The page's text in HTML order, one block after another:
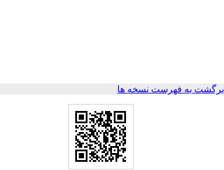
برگشت به فهرست نسخه ها